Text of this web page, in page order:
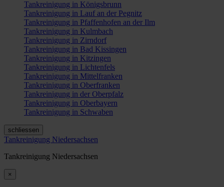
Tankreinigung in Königsbrunn
Tankreinigung in Lauf an der Pegnitz
Tankreinigung in Pfaffenhofen an der Ilm
Tankreinigung in Kulmbach
Tankreinigung in Zirndorf
Tankreinigung in Bad Kissingen
Tankreinigung in Kitzingen
Tankreinigung in Lichtenfels
Tankreinigung in Mittelfranken
Tankreinigung in Oberfranken
Tankreinigung in der Oberpfalz
Tankreinigung in Oberbayern
Tankreinigung in Schwaben
schliessen
Tankreinigung Niedersachsen
Tankreinigung Niedersachsen
×